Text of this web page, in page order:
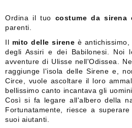
Ordina il tuo costume da sirena
parenti.
Il mito delle sirene è
degli Assiri e dei Babilonesi. Noi
avventure di Ulisse nell'Odissea.
raggiunge l'isola delle Sirene e,
Circe, vuole ascoltare il loro
bellissimo canto incantava gli
Così si fa legare all'albero della
Fortunatamente, riesce a
suoi aiutanti.